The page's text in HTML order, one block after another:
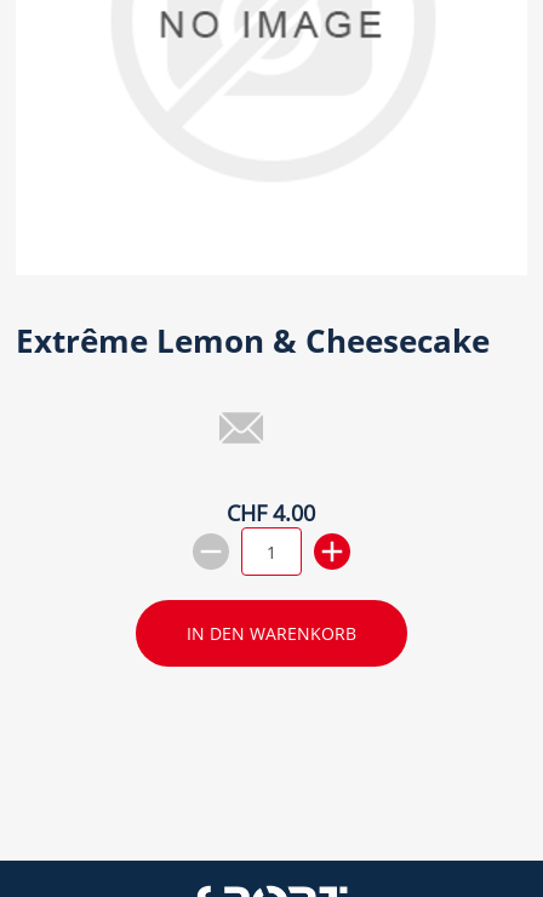
Extrême Lemon & Cheesecake
CHF 4.00
IN DEN WARENKORB